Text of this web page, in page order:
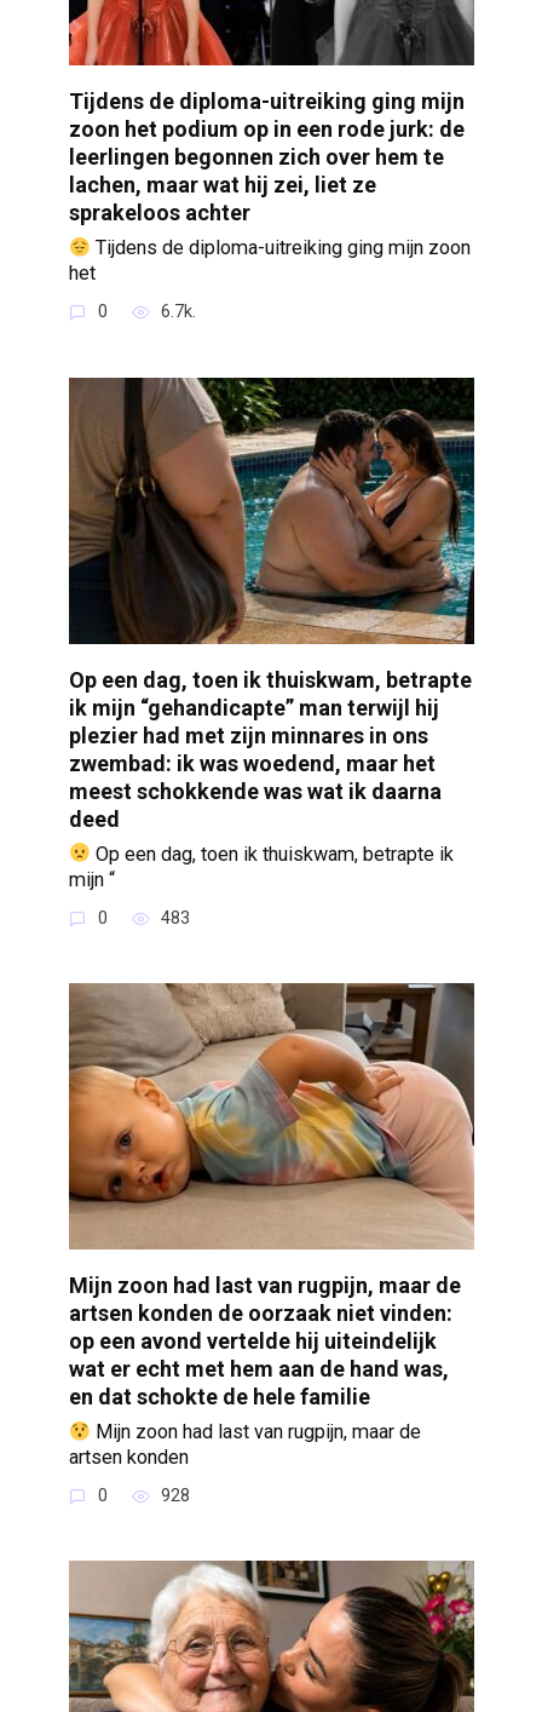
Tijdens de diploma-uitreiking ging mijn
zoon het podium op in een rode jurk: de
leerlingen begonnen zich over hem te
lachen, maar wat hij zei, liet ze
sprakeloos achter
Tijdens de diploma-uitreiking ging mijn zoon
het
0 6.7k.
Op een dag, toen ik thuiskwam, betrapte
ik mijn “gehandicapte” man terwijl hij
plezier had met zijn minnares in ons
zwembad: ik was woedend, maar het
meest schokkende was wat ik daarna
deed
Op een dag, toen ik thuiskwam, betrapte ik
mijn “
0 483
Mijn zoon had last van rugpijn, maar de
artsen konden de oorzaak niet vinden:
op een avond vertelde hij uiteindelijk
wat er echt met hem aan de hand was,
en dat schokte de hele familie
Mijn zoon had last van rugpijn, maar de
artsen konden
0 928